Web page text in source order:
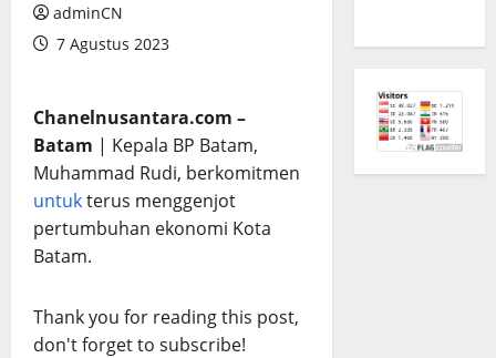
adminCN
7 Agustus 2023
Chanelnusantara.com –
Batam | Kepala BP Batam,
Muhammad Rudi, berkomitmen
untukterus menggenjot
pertumbuhan ekonomi Kota
Batam.
Thank you for reading this post,
don't forget to subscribe!